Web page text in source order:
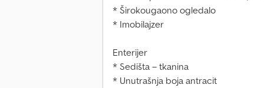
* Širokougaono ogledalo
* Imobilajzer
Enterijer
* Sedišta – tkanina
* Unutrašnja boja antracit